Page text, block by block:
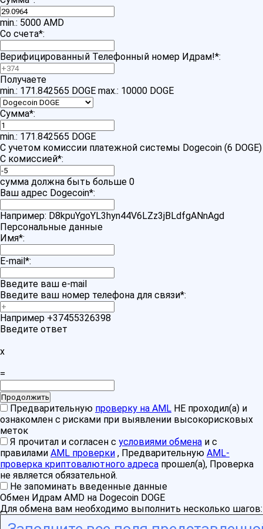
min.: 5000 AMD
Со счета*:
Верифицированный Телефонный номер Идрам!*:
Получаете
min.: 171.842565 DOGE max.: 10000 DOGE
Сумма*:
min.: 171.842565 DOGE
С учетом комиссии платежной системы Dogecoin (6 DOGE)
С комиссией*:
сумма должна быть больше 0
Ваш адрес Dogecoin*:
Например: D8kpuYgoYL3hyn44V6LZz3jBLdfgANnAgd
Персональные данные
Имя*:
E-mail*:
Введите ваш e-mail
Введите ваш номер телефона для связи*:
Например +37455326398
Введите ответ
x
=
Предварительную проверку на AML НЕ проходил(а) и
ознакомлен с рисками при выявлении высокорисковых
меток
Я прочитал и согласен с условиями обмена и с
правилами AML проверки , Предварительную AML-
проверка криптовалютного адреса прошел(а), Проверка
не является обязательной.
Не запоминать введенные данные
Обмен Идрам AMD на Dogecoin DOGE
Для обмена вам необходимо выполнить несколько шагов: